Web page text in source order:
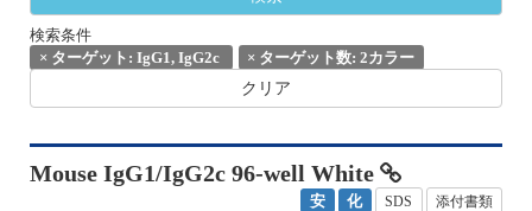
検索条件
× ターゲット: IgG1, IgG2c × ターゲット数: 2カラー
クリア
Mouse IgG1/IgG2c 96-well White
安 化 SDS 添付書類